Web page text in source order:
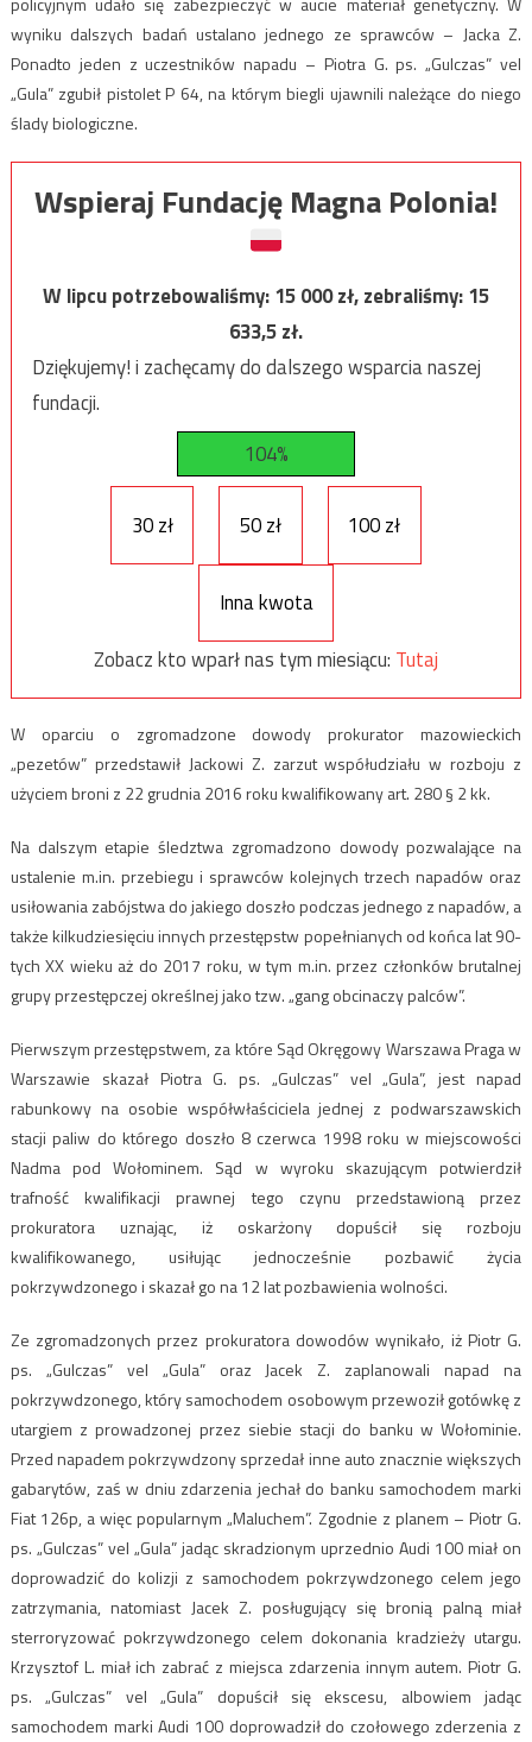
wyniku dalszych badań ustalano jednego ze sprawców – Jacka Z.
Ponadto jeden z uczestników napadu – Piotra G. ps. „Gulczas” vel
„Gula” zgubił pistolet P 64, na którym biegli ujawnili należące do niego
ślady biologiczne.
Wspieraj Fundację Magna Polonia!
W lipcu potrzebowaliśmy:15 000zł, zebraliśmy:15
633,5zł.
Dziękujemy! i zachęcamy do dalszego wsparcia naszej
fundacji.
104%
30 zł 50 zł 100 zł
Inna kwota
Zobacz kto wparł nas tym miesiącu: Tutaj
W oparciu o zgromadzone dowody prokurator mazowieckich
„pezetów” przedstawił Jackowi Z. zarzut współudziału w rozboju z
użyciem broni z 22 grudnia 2016 roku kwalifikowany art. 280 § 2 kk.
Na dalszym etapie śledztwa zgromadzono dowody pozwalające na
ustalenie m.in. przebiegu i sprawców kolejnych trzech napadów oraz
usiłowania zabójstwa do jakiego doszło podczas jednego z napadów, a
także kilkudziesięciu innych przestępstw popełnianych od końca lat 90-
tych XX wieku aż do 2017 roku, w tym m.in. przez członków brutalnej
grupy przestępczej określnej jako tzw. „gang obcinaczy palców”.
Pierwszym przestępstwem, za które Sąd Okręgowy Warszawa Praga w
Warszawie skazał Piotra G. ps. „Gulczas” vel „Gula”, jest napad
rabunkowy na osobie współwłaściciela jednej z podwarszawskich
stacji paliw do którego doszło 8 czerwca 1998 roku w miejscowości
Nadma pod Wołominem. Sąd w wyroku skazującym potwierdził
trafność kwalifikacji prawnej tego czynu przedstawioną przez
prokuratora uznając, iż oskarżony dopuścił się rozboju
kwalifikowanego, usiłując jednocześnie pozbawić życia
pokrzywdzonego i skazał go na 12 lat pozbawienia wolności.
Ze zgromadzonych przez prokuratora dowodów wynikało, iż Piotr G.
ps. „Gulczas” vel „Gula” oraz Jacek Z. zaplanowali napad na
pokrzywdzonego, który samochodem osobowym przewoził gotówkę z
utargiem z prowadzonej przez siebie stacji do banku w Wołominie.
Przed napadem pokrzywdzony sprzedał inne auto znacznie większych
gabarytów, zaś w dniu zdarzenia jechał do banku samochodem marki
Fiat 126p, a więc popularnym „Maluchem”. Zgodnie z planem – Piotr G.
ps. „Gulczas” vel „Gula” jadąc skradzionym uprzednio Audi 100 miał on
doprowadzić do kolizji z samochodem pokrzywdzonego celem jego
zatrzymania, natomiast Jacek Z. posługujący się bronią palną miał
sterroryzować pokrzywdzonego celem dokonania kradzieży utargu.
Krzysztof L. miał ich zabrać z miejsca zdarzenia innym autem. Piotr G.
ps. „Gulczas” vel „Gula” dopuścił się ekscesu, albowiem jadąc
samochodem marki Audi 100 doprowadził do czołowego zderzenia z